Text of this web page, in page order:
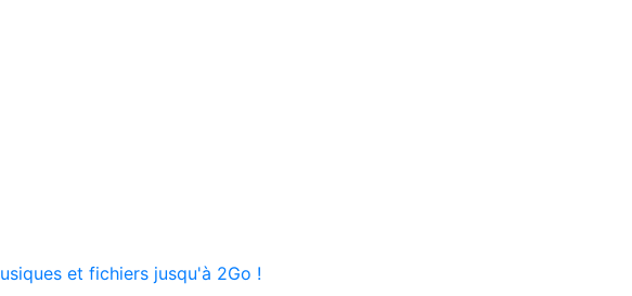
et fichiers jusqu'à 2Go !